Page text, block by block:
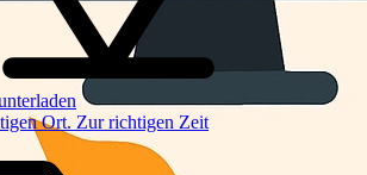
Ort. Zur richtigen Zeit